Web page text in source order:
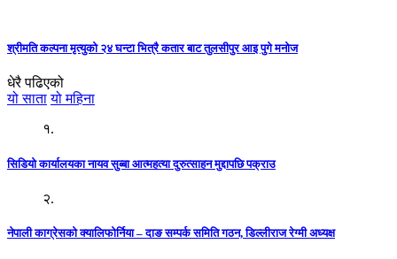
श्रीमति कल्पना मृत्युको २४ घन्टा भित्रै कतार बाट तुलसीपुर आइ पुगे मनोज
धेरै पढिएको
यो साता यो महिना
१.
सिडियो कार्यालयका नायव सुब्बा आत्महत्या दुरुत्साहन मुद्दापछि पक्राउ
२.
नेपाली काग्रेसको क्यालिफोर्निया – दाङ सम्पर्क समिति गठन, डिल्लीराज रेग्मी अध्यक्ष